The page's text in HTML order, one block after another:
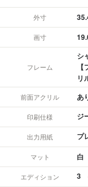
外寸
画寸
フレーム
シ
リ
前面アクリル あ
印刷仕様 ジ
出力用紙 プ
マット 白
エディション 3